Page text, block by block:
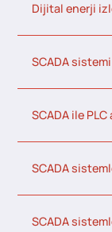
Dijital enerji
SCADA
SCADA ile
SCADA
SCADA